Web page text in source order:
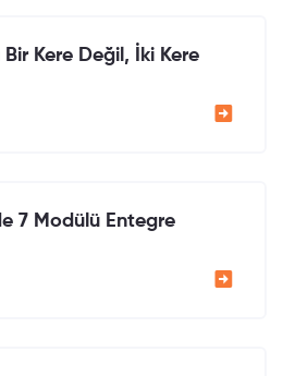
Bir Kere Değil, İki Kere
7 Modülü Entegre